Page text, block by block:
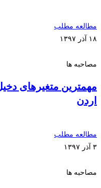
مطالعه مطلب
۱۸ آذر ۱۳۹۷
مصاحبه ها
مهمترین متغیرهای
اردن
مطالعه مطلب
۳ آذر ۱۳۹۷
مصاحبه ها